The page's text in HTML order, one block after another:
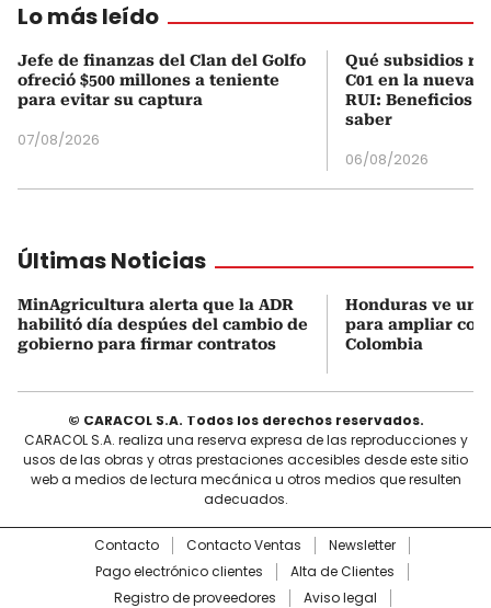
Lo más leído
Jefe de finanzas del Clan del Golfo
ofreció $500 millones a teniente
para evitar su captura
07/08/2026
Qué subsidios
C01 en la nueva
RUI: Beneficios
saber
06/08/2026
Últimas Noticias
MinAgricultura alerta que la ADR
habilitó día despúes del cambio de
gobierno para firmar contratos
Honduras ve
para ampliar
Colombia
© CARACOL S.A. Todos los derechos reservados.
CARACOL S.A. realiza una reserva expresa de las reproducciones y
usos de las obras y otras prestaciones accesibles desde este sitio
web a medios de lectura mecánica u otros medios que resulten
adecuados.
Contacto Contacto Ventas
Newsletter
Pago electrónico clientes
Alta de Clientes
Registro de proveedores
Aviso legal